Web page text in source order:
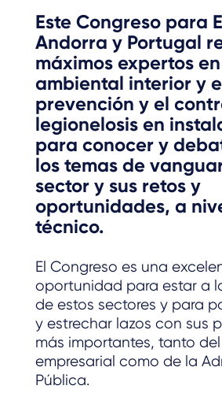
Este Congreso para
Andorra y Portugal
máximos expertos
ambiental interior y
prevención y el
legionelosis en
para conocer y
los temas de
sector y sus retos y
oportunidades, a
técnico.
El Congreso es una
oportunidad para estar a
de estos sectores y para
y estrechar lazos con sus
más importantes, tanto
empresarial como de la
Pública.